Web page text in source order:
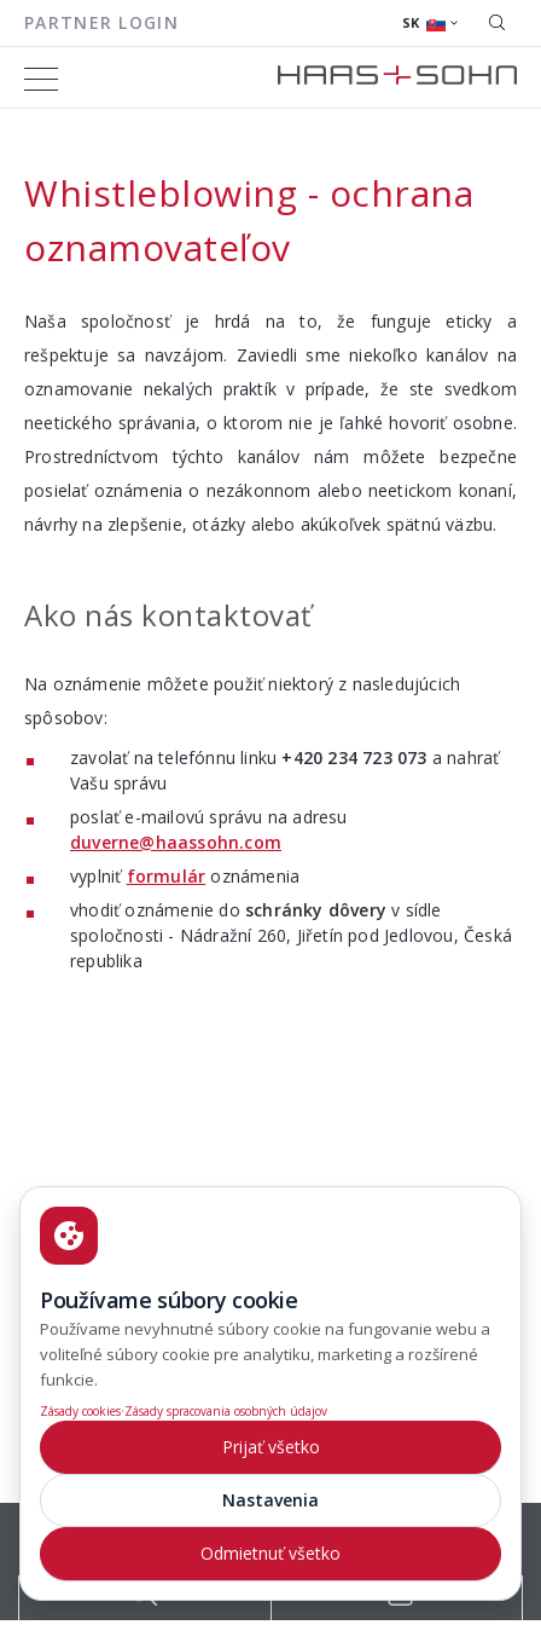
Používame súbory cookie
Používame nevyhnutné súbory cookie na fungovanie webu a
voliteľné súbory cookie pre analytiku, marketing a rozšírené
funkcie.
Zásady cookies·Zásady spracovania osobných údajov
Prijať všetko
Nastavenia
Odmietnuť všetko
PARTNER LOGIN SK
Whistleblowing - ochrana
oznamovateľov
Naša spoločnosť je hrdá na to, že funguje eticky a
rešpektuje sa navzájom. Zaviedli sme niekoľko kanálov na
oznamovanie nekalých praktík v prípade, že ste svedkom
neetického správania, o ktorom nie je ľahké hovoriť osobne.
Prostredníctvom týchto kanálov nám môžete bezpečne
posielať oznámenia o nezákonnom alebo neetickom konaní,
návrhy na zlepšenie, otázky alebo akúkoľvek spätnú väzbu.
Ako nás kontaktovať
Na oznámenie môžete použiť niektorý z nasledujúcich
spôsobov:
zavolať na telefónnu linku +420 234 723 073 a nahrať
Vašu správu
poslať e-mailovú správu na adresu
duverne@haassohn.com
vyplniť formulár oznámenia
vhodiť oznámenie do schránky dôvery v sídle
spoločnosti - Nádražní 260, Jiřetín pod Jedlovou, Česká
republika